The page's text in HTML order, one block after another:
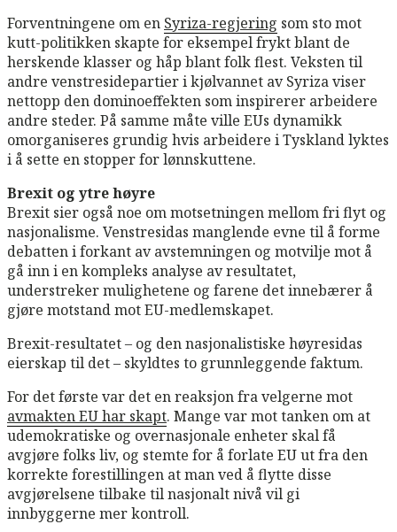
Forventningene om en Syriza-regjering som sto mot
kutt-politikken skapte for eksempel frykt blant de
herskende klasser og håp blant folk flest. Veksten til
andre venstresidepartier i kjølvannet av Syriza viser
nettopp den dominoeffekten som inspirerer arbeidere
andre steder. På samme måte ville EUs dynamikk
omorganiseres grundig hvis arbeidere i Tyskland lyktes
i å sette en stopper for lønnskuttene.
Brexit og ytre høyre
Brexit sier også noe om motsetningen mellom fri flyt og
nasjonalisme. Venstresidas manglende evne til å forme
debatten i forkant av avstemningen og motvilje mot å
gå inn i en kompleks analyse av resultatet,
understreker mulighetene og farene det innebærer å
gjøre motstand mot EU-medlemskapet.
Brexit-resultatet – og den nasjonalistiske høyresidas
eierskap til det – skyldtes to grunnleggende faktum.
For det første var det en reaksjon fra velgerne mot
avmakten EU har skapt. Mange var mot tanken om at
udemokratiske og overnasjonale enheter skal få
avgjøre folks liv, og stemte for å forlate EU ut fra den
korrekte forestillingen at man ved å flytte disse
avgjørelsene tilbake til nasjonalt nivå vil gi
innbyggerne mer kontroll.